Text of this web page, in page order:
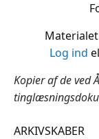
Log ind
Kopier af de ved
ARKIVSKABER